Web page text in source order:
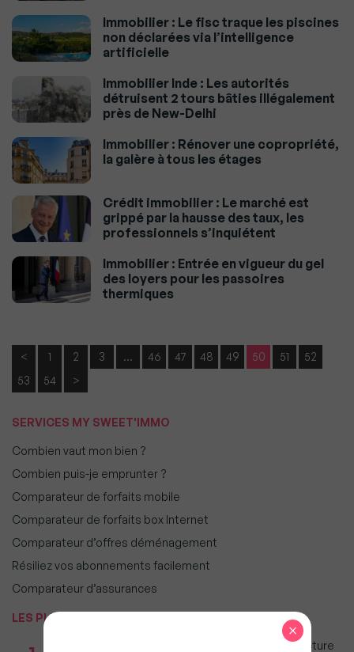
Immobilier : Le fisc traque les piscines
non déclarées via l’intelligence
artificielle
Immobilier Inde : Les autorités
détruisent 2 tours bâties illégalement
près de New-Delhi
Immobilier : Rénover une copropriété,
la galère à tous les étages
Crédit immobilier : Le marché est
grippé par la hausse des taux, les
professionnels s’inquiétent
Immobilier : Entrée en vigueur du gel
des loyers pour les passoires
thermiques
< 1 2 3 … 46 47 48 49 50 51
52
53
54 >
SERVICES MY SWEET'IMMO
Combien vaut mon bien ?
Combien puis-je emprunter ?
Comparateur de forfaits mobile
Comparateur de forfaits box Internet
Comparateur d’offres déménagement
Résiliez vos abonnements facilement
Comparateur d’assurances
LES PLUS POPULAIRES
Taxe foncière 2026 : Ces grandes villes où la facture
×